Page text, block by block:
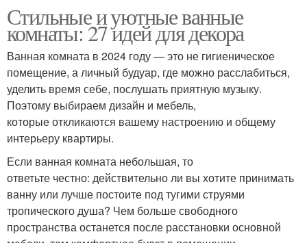
Стильные и уютные ванные
комнаты: 27 идей для декора
Ванная комната в 2024 году — это не гигиеническое
помещение, а личный будуар, где можно расслабиться,
уделить время себе, послушать приятную музыку.
Поэтому выбираем дизайн и мебель,
которые откликаются вашему настроению и общему
интерьеру квартиры.
Если ванная комната небольшая, то
ответьте честно: действительно ли вы хотите принимать
ванну или лучше постоите под тугими струями
тропического душа? Чем больше свободного
пространства останется после расстановки основной